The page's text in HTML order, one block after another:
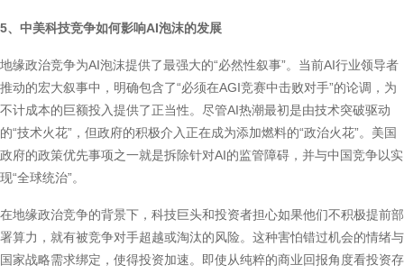
5、中美科技竞争如何影响AI泡沫的发展
地缘政治竞争为AI泡沫提供了最强大的“必然性叙事”。当前AI行业领导者
推动的宏大叙事中，明确包含了“必须在AGI竞赛中击败对手”的论调，为
不计成本的巨额投入提供了正当性。尽管AI热潮最初是由技术突破驱动
的“技术火花”，但政府的积极介入正在成为添加燃料的“政治火花”。美国
政府的政策优先事项之一就是拆除针对AI的监管障碍，并与中国竞争以实
现“全球统治”。
在地缘政治竞争的背景下，科技巨头和投资者担心如果他们不积极提前部
署算力，就有被竞争对手超越或淘汰的风险。这种害怕错过机会的情绪与
国家战略需求绑定，使得投资加速。即使从纯粹的商业回报角度看投资存